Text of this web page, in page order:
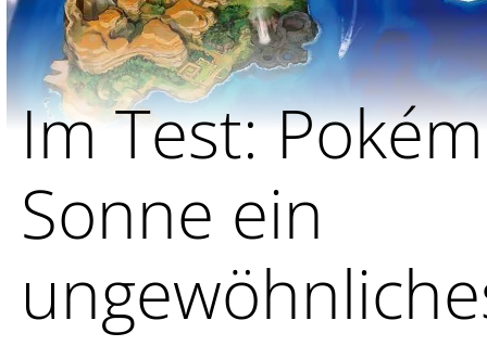
Im Test:
Sonne ein